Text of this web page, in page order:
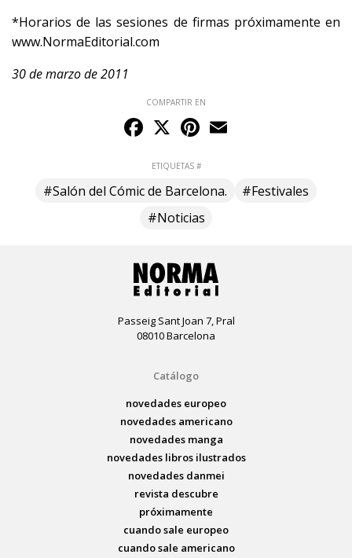
*Horarios de las sesiones de firmas próximamente en
www.NormaEditorial.com
30 de marzo de 2011
COMPARTIR EN
Facebook
X Pinterest
ETIQUETAS #
#Salón del Cómic de Barcelona.
#Festivales
#Noticias
Passeig Sant Joan 7, Pral
08010 Barcelona
Catálogo
novedades europeo
novedades americano
novedades manga
novedades libros ilustrados
novedades danmei
revista descubre
próximamente
cuando sale europeo
cuando sale americano